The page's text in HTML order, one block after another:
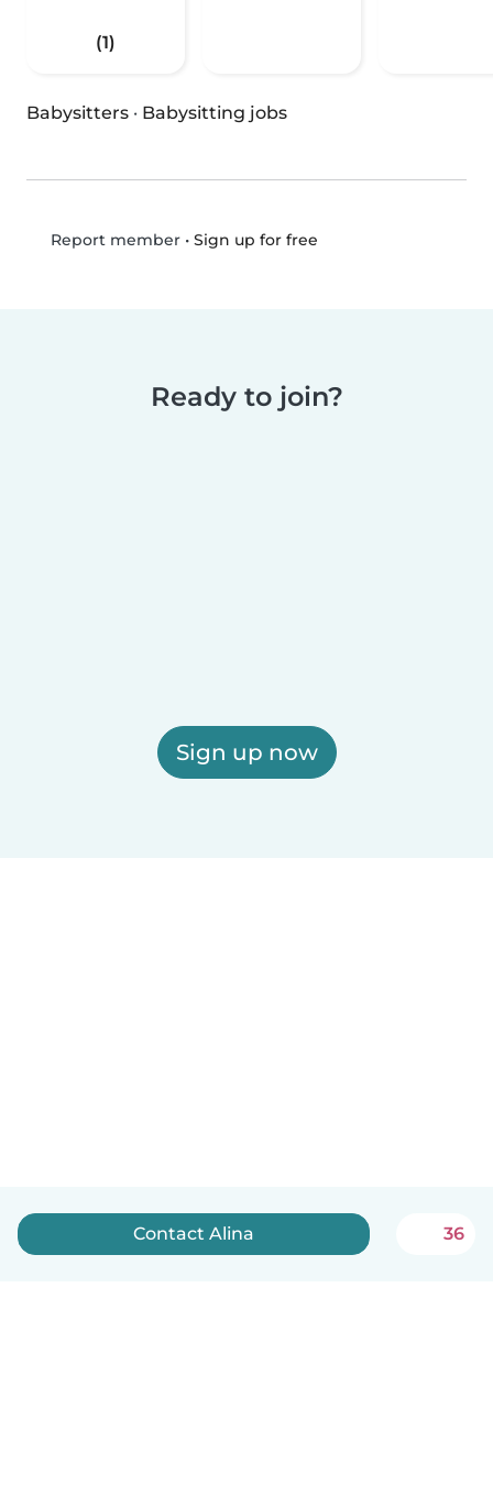
(1)
Babysitters · Babysitting jobs
Report member• Sign up for free
Ready to join?
Sign up now
Contact Alina 36